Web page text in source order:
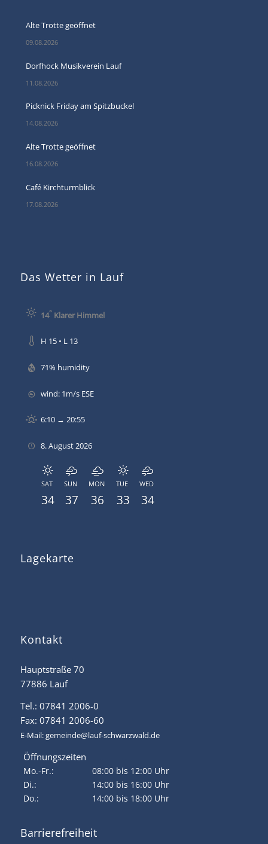
Alte Trotte geöffnet
09.08.2026
Dorfhock Musikverein Lauf
11.08.2026
Picknick Friday am Spitzbuckel
14.08.2026
Alte Trotte geöffnet
16.08.2026
Café Kirchturmblick
17.08.2026
Das Wetter in Lauf
14°Klarer Himmel
H 15 • L 13
71% humidity
wind: 1m/s ESE
6:10 → 20:55
8. August 2026
SAT
34
SUN
37
MON
36
TUE
33
WED
34
Lagekarte
Kontakt
Hauptstraße 70
77886 Lauf
Tel.: 07841 2006-0
Fax: 07841 2006-60
E-Mail:gemeinde@lauf-schwarzwald.de
Öffnungszeiten
Mo.-Fr.:
08:00 bis 12:00 Uhr
Di.:
14:00 bis 16:00 Uhr
Do.:
14:00 bis 18:00 Uhr
Barrierefreiheit